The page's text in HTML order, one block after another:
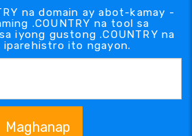
na domain ay abot-kamay -
.COUNTRY na tool sa
iyong gustong .COUNTRY na
iparehistro ito ngayon.
Maghanap